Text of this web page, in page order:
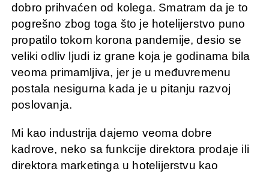
dobro prihvaćen od kolega. Smatram da je to
pogrešno zbog toga što je hotelijerstvo puno
propatilo tokom korona pandemije, desio se
veliki odliv ljudi iz grane koja je godinama bila
veoma primamljiva, jer je u međuvremenu
postala nesigurna kada je u pitanju razvoj
poslovanja.
Mi kao industrija dajemo veoma dobre
kadrove, neko sa funkcije direktora prodaje ili
direktora marketinga u hotelijerstvu kao